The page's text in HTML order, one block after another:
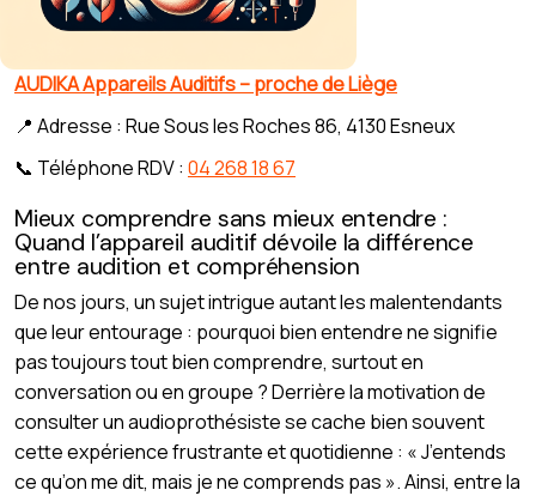
AUDIKA Appareils Auditifs – proche de Liège
📍 Adresse : Rue Sous les Roches 86, 4130 Esneux
📞 Téléphone RDV : 04 268 18 67
Mieux comprendre sans mieux entendre :
Quand l’appareil auditif dévoile la différence
entre audition et compréhension
De nos jours, un sujet intrigue autant les malentendants
que leur entourage : pourquoi bien entendre ne signifie
pas toujours tout bien comprendre, surtout en
conversation ou en groupe ? Derrière la motivation de
consulter un audioprothésiste se cache bien souvent
cette expérience frustrante et quotidienne : « J’entends
ce qu’on me dit, mais je ne comprends pas ». Ainsi, entre la